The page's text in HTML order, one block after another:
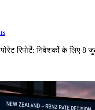
रिपोर्टें: निवेशकों के लिए 8